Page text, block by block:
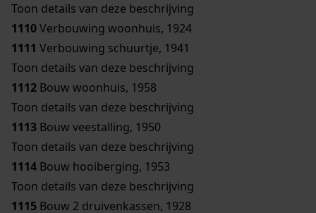
Toon details van deze beschrijving
1110Verbouwing woonhuis, 1924
1111 Verbouwing schuurtje, 1941
Toon details van deze beschrijving
1112 Bouw woonhuis, 1958
Toon details van deze beschrijving
1113 Bouw veestalling, 1950
Toon details van deze beschrijving
1114 Bouw hooiberging, 1953
Toon details van deze beschrijving
1115 Bouw 2 druivenkassen, 1928